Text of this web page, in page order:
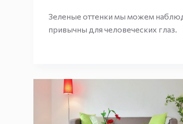
Зеленые оттенки мы можем
привычны для человеческих глаз.